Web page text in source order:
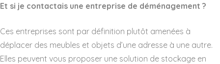
Et si je contactais une entreprise de déménagement ?
Ces entreprises sont par définition plutôt amenées à
déplacer des meubles et objets d’une adresse à une autre.
Elles peuvent vous proposer une solution de stockage en